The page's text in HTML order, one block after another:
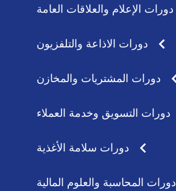
دورات الإعلام والعلاقات العامة
دورات الاذاعة والتلفزيون
دورات المشتريات والمخازن
دورات التسويق وخدمة العملاء
دورات سلامة الأغذية
دورات المحاسبة والعلوم المالية